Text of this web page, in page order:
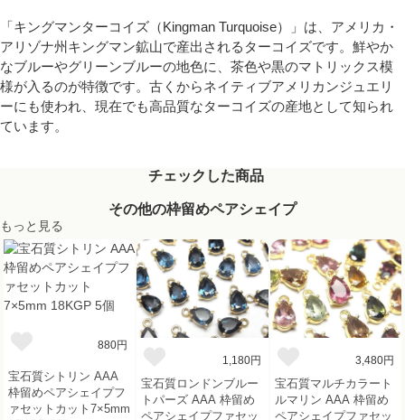
「キングマンターコイズ（Kingman Turquoise）」は、アメリカ・
アリゾナ州キングマン鉱山で産出されるターコイズです。鮮やか
なブルーやグリーンブルーの地色に、茶色や黒のマトリックス模
様が入るのが特徴です。古くからネイティブアメリカンジュエリ
ーにも使われ、現在でも高品質なターコイズの産地として知られ
ています。
チェックした商品
その他の枠留めペアシェイプ
もっと見る
880円
宝石質シトリン AAA
枠留めペアシェイプフ
ァセットカット7×5mm
1,180円
宝石質ロンドンブルー
トパーズ AAA 枠留め
ペアシェイプファセッ
3,480円
宝石質マルチカラート
ルマリン AAA 枠留め
ペアシェイプファセッ